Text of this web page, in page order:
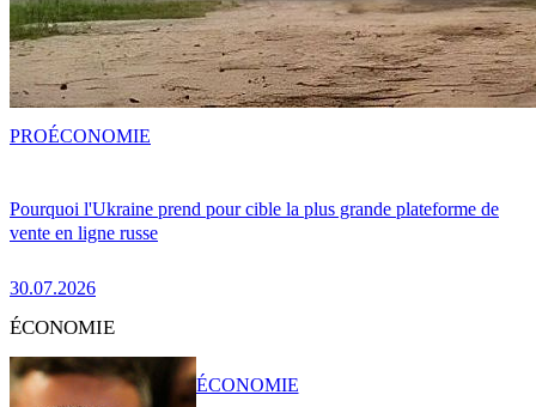
Pourquoi l'Ukraine prend pour cible la plus grande plateforme de
vente en ligne russe
30.07.2026
PROÉCONOMIE
ÉCONOMIE
ÉCONOMIE